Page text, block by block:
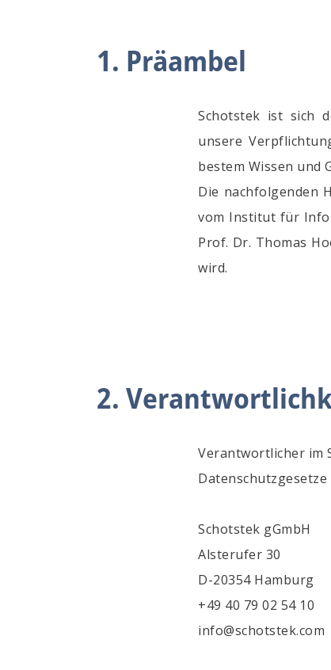
1. Präambel
Schotstek ist sich
unsere
bestem Wissen und
Die nachfolgenden
vom Institut für
Prof. Dr. Thomas
wird.
2.
Verantwortlicher im
Datenschutzgesetze
Schotstek gGmbH
Alsterufer 30
D-20354 Hamburg
+49 40 79 02 54 10
info@schotstek.com